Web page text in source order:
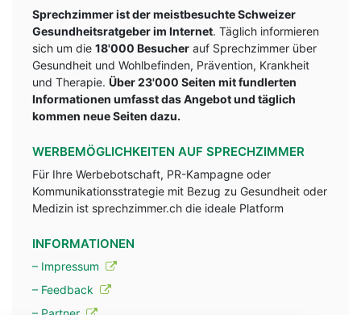
Sprechzimmer ist der meistbesuchte Schweizer
Gesundheitsratgeber im Internet. Täglich informieren
sich um die 18'000 Besucher auf Sprechzimmer über
Gesundheit und Wohlbefinden, Prävention, Krankheit
und Therapie. Über 23'000 Seiten mit fundlerten
Informationen umfasst das Angebot und täglich
kommen neue Seiten dazu.
WERBEMÖGLICHKEITEN AUF SPRECHZIMMER
Für Ihre Werbebotschaft, PR-Kampagne oder
Kommunikationsstrategie mit Bezug zu Gesundheit oder
Medizin ist sprechzimmer.ch die ideale Platform
INFORMATIONEN
– Impressum
– Feedback